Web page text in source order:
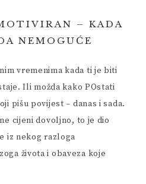
– KADA
NEMOGUĆE
vremenima kada ti je biti
Ili možda kako POstati
pišu povijest – danas i sada.
cijeni dovoljno, to je dio
iz nekog razloga
života i obaveza koje